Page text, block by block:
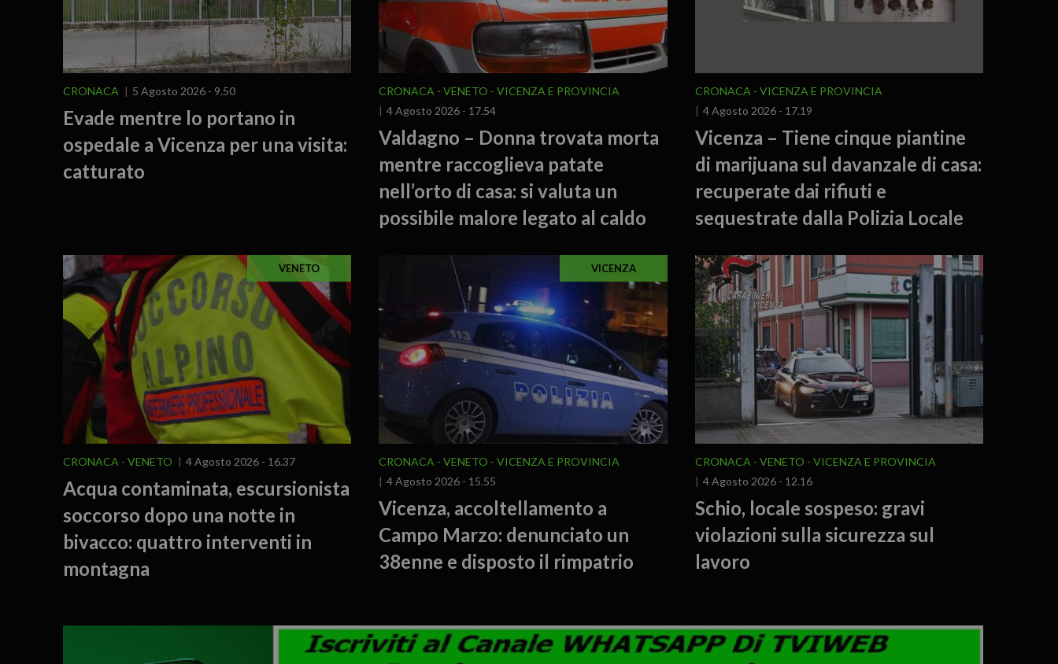
CRONACA 5 Agosto 2026 - 9.50
Evade mentre lo portano in
ospedale a Vicenza per una visita:
catturato
CRONACA VENETO
VICENZA E PROVINCIA
4 Agosto 2026 - 17.54
Valdagno – Donna trovata morta
mentre raccoglieva patate
nell’orto di casa: si valuta un
possibile malore legato al caldo
CRONACA
VICENZA E PROVINCIA
4 Agosto 2026 - 17.19
Vicenza – Tiene cinque piantine
di marijuana sul davanzale di casa:
recuperate dai rifiuti e
sequestrate dalla Polizia Locale
VENETO
CRONACA VENETO 4 Agosto 2026 - 16.37
Acqua contaminata, escursionista
soccorso dopo una notte in
bivacco: quattro interventi in
montagna
VICENZA
CRONACA VENETO
VICENZA E PROVINCIA
4 Agosto 2026 - 15.55
Vicenza, accoltellamento a
Campo Marzo: denunciato un
38enne e disposto il rimpatrio
CRONACA VENETO
VICENZA E PROVINCIA
4 Agosto 2026 - 12.16
Schio, locale sospeso: gravi
violazioni sulla sicurezza sul
lavoro